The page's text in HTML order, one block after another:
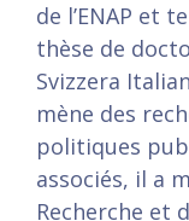
de l’ENAP et
thèse de
Svizzera
mène des
politiques
associés, il a
Recherche et